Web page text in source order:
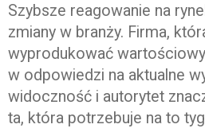
Szybsze reagowanie na
zmiany w branży. Firma,
wyprodukować
w odpowiedzi na aktualne
widoczność i autorytet
ta, która potrzebuje na to